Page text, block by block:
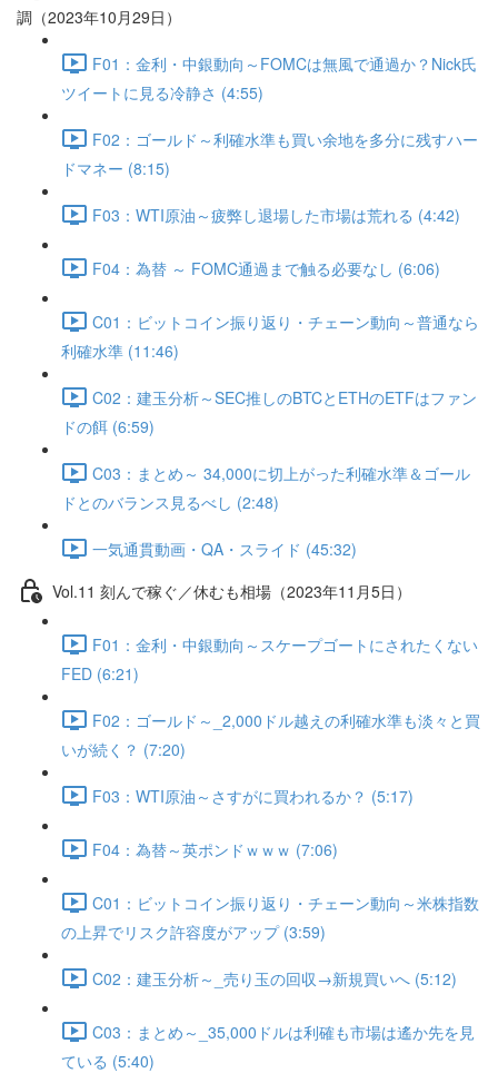
調（2023年10月29日）
F01：金利・中銀動向～FOMCは無風で通過か？Nick氏
ツイートに見る冷静さ (4:55)
F02：ゴールド～利確水準も買い余地を多分に残すハー
ドマネー (8:15)
F03：WTI原油～疲弊し退場した市場は荒れる (4:42)
F04：為替 ～ FOMC通過まで触る必要なし (6:06)
C01：ビットコイン振り返り・チェーン動向～普通なら
利確水準 (11:46)
C02：建玉分析～SEC推しのBTCとETHのETFはファン
ドの餌 (6:59)
C03：まとめ～ 34,000に切上がった利確水準＆ゴール
ドとのバランス見るべし (2:48)
一気通貫動画・QA・スライド (45:32)
Vol.11 刻んで稼ぐ／休むも相場（2023年11月5日）
F01：金利・中銀動向～スケープゴートにされたくない
FED (6:21)
F02：ゴールド～_2,000ドル越えの利確水準も淡々と買
いが続く？ (7:20)
F03：WTI原油～さすがに買われるか？ (5:17)
F04：為替～英ポンドｗｗｗ (7:06)
C01：ビットコイン振り返り・チェーン動向～米株指数
の上昇でリスク許容度がアップ (3:59)
C02：建玉分析～_売り玉の回収→新規買いへ (5:12)
C03：まとめ～_35,000ドルは利確も市場は遙か先を見
ている (5:40)